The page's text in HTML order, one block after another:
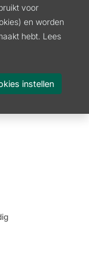
voor
en worden
hebt. Lees
instellen